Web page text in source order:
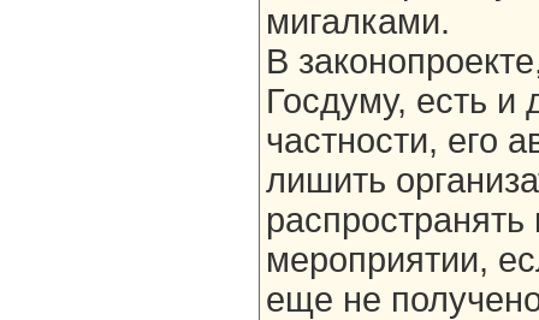
мигалками.
В
Госдуму, есть и
частности, его
лишить
мероприятии,
еще не